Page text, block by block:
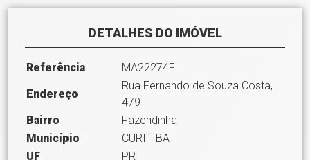
DETALHES DO IMÓVEL
Referência
MA22274F
Endereço
Rua Fernando de Souza Costa,
479
Bairro
Fazendinha
Município
CURITIBA
UF
PR